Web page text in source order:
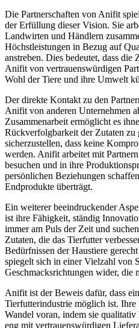
Die Partnerschaften von Anifit
der Erfüllung ⁢dieser Vision. Sie
Landwirten und Händlern
Höchstleistungen‍ in Bezug auf​
anstreben. Dies bedeutet, dass die
Anifit von vertrauenswürdigen
Wohl der Tiere und ihre Umwelt
Der direkte Kontakt​ zu den
Anifit von anderen ⁢Unternehmen
Zusammenarbeit ermöglicht es
Rückverfolgbarkeit der Zutaten zu
sicherzustellen, dass keine
werden. Anifit ‍arbeitet ⁤mit
besuchen und ⁢in ihre
persönlichen ⁣Beziehungen
Endprodukte überträgt.
Ein weiterer beeindruckender
ist ihre Fähigkeit, ständig
immer am Puls der Zeit und
Zutaten, die ⁤das Tierfutter
Bedürfnissen der Haustiere
spiegelt sich in einer Vielzahl von
‍Geschmacksrichtungen wider, die
Anifit ist der Beweis dafür, dass
⁢Tierfutterindustrie⁣ möglich ist. Ihre
Wandel voran, indem sie
eng mit vertrauenswürdigen